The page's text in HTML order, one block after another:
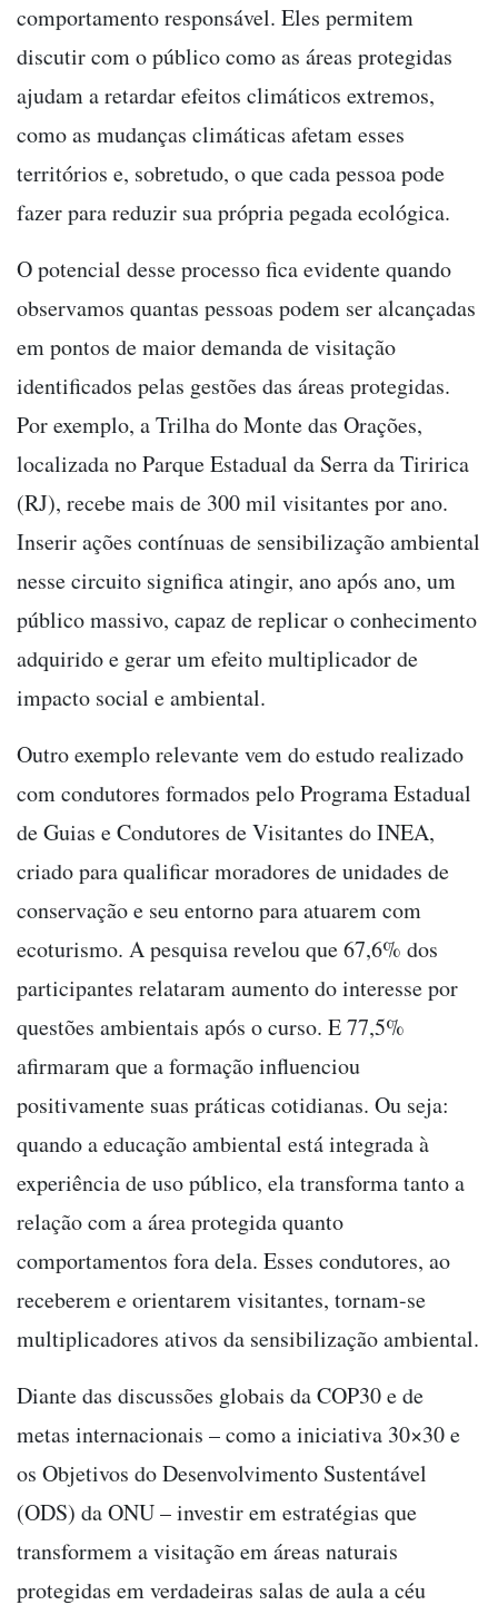
comportamento responsável. Eles permitem
discutir com o público como as áreas protegidas
ajudam a retardar efeitos climáticos extremos,
como as mudanças climáticas afetam esses
territórios e, sobretudo, o que cada pessoa pode
fazer para reduzir sua própria pegada ecológica.
O potencial desse processo fica evidente quando
observamos quantas pessoas podem ser alcançadas
em pontos de maior demanda de visitação
identificados pelas gestões das áreas protegidas.
Por exemplo, a Trilha do Monte das Orações,
localizada no Parque Estadual da Serra da Tiririca
(RJ), recebe mais de 300 mil visitantes por ano.
Inserir ações contínuas de sensibilização ambiental
nesse circuito significa atingir, ano após ano, um
público massivo, capaz de replicar o conhecimento
adquirido e gerar um efeito multiplicador de
impacto social e ambiental.
Outro exemplo relevante vem do estudo realizado
com condutores formados pelo Programa Estadual
de Guias e Condutores de Visitantes do INEA,
criado para qualificar moradores de unidades de
conservação e seu entorno para atuarem com
ecoturismo. A pesquisa revelou que 67,6% dos
participantes relataram aumento do interesse por
questões ambientais após o curso. E 77,5%
afirmaram que a formação influenciou
positivamente suas práticas cotidianas. Ou seja:
quando a educação ambiental está integrada à
experiência de uso público, ela transforma tanto a
relação com a área protegida quanto
comportamentos fora dela. Esses condutores, ao
receberem e orientarem visitantes, tornam-se
multiplicadores ativos da sensibilização ambiental.
Diante das discussões globais da COP30 e de
metas internacionais – como a iniciativa 30×30 e
os Objetivos do Desenvolvimento Sustentável
(ODS) da ONU – investir em estratégias que
transformem a visitação em áreas naturais
protegidas em verdadeiras salas de aula a céu